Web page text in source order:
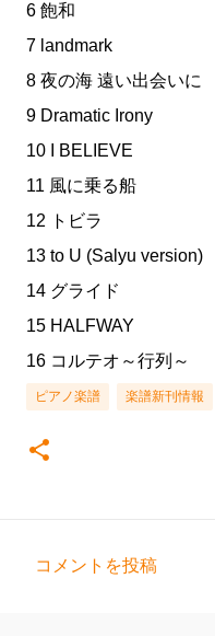
6 飽和
7 landmark
8 夜の海 遠い出会いに
9 Dramatic Irony
10 I BELIEVE
11 風に乗る船
12 トビラ
13 to U (Salyu version)
14 グライド
15 HALFWAY
16 コルテオ～行列～
ピアノ楽譜 楽譜新刊情報
コメントを投稿